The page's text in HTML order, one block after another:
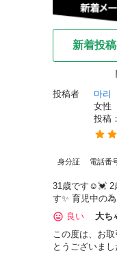
新着投
投稿者
마리
女性
投稿
身分証 電話番
31歳です☺️💓 2
す✨ 育児中の
良い
大ち
この度は、お
とうございま